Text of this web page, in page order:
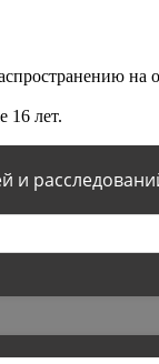
на
16 лет.
и